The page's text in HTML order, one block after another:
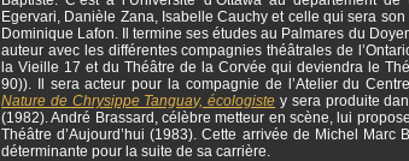
Egervari, Danièle Zana, Isabelle Cauchy et celle qui sera
Dominique Lafon. Il termine ses études au Palmares du
auteur avec les différentes compagnies théâtrales de
la Vieille 17 et du Théâtre de la Corvée qui deviendra le
90)). Il sera acteur pour la compagnie de l’Atelier du
Nature de Chrysippe Tanguay, écologiste y sera produite
(1982). André Brassard, célèbre metteur en scène, lui
Théâtre d’Aujourd’hui (1983). Cette arrivée de Michel Marc
déterminante pour la suite de sa carrière.